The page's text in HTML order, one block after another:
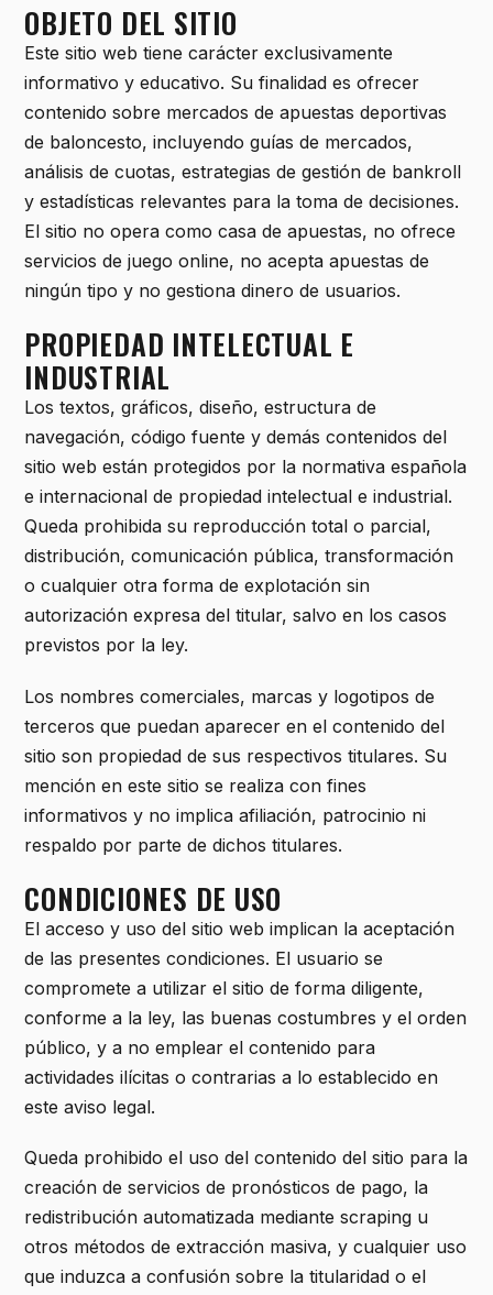
OBJETO DEL SITIO
Este sitio web tiene carácter exclusivamente
informativo y educativo. Su finalidad es ofrecer
contenido sobre mercados de apuestas deportivas
de baloncesto, incluyendo guías de mercados,
análisis de cuotas, estrategias de gestión de bankroll
y estadísticas relevantes para la toma de decisiones.
El sitio no opera como casa de apuestas, no ofrece
servicios de juego online, no acepta apuestas de
ningún tipo y no gestiona dinero de usuarios.
PROPIEDAD INTELECTUAL E
INDUSTRIAL
Los textos, gráficos, diseño, estructura de
navegación, código fuente y demás contenidos del
sitio web están protegidos por la normativa española
e internacional de propiedad intelectual e industrial.
Queda prohibida su reproducción total o parcial,
distribución, comunicación pública, transformación
o cualquier otra forma de explotación sin
autorización expresa del titular, salvo en los casos
previstos por la ley.
Los nombres comerciales, marcas y logotipos de
terceros que puedan aparecer en el contenido del
sitio son propiedad de sus respectivos titulares. Su
mención en este sitio se realiza con fines
informativos y no implica afiliación, patrocinio ni
respaldo por parte de dichos titulares.
CONDICIONES DE USO
El acceso y uso del sitio web implican la aceptación
de las presentes condiciones. El usuario se
compromete a utilizar el sitio de forma diligente,
conforme a la ley, las buenas costumbres y el orden
público, y a no emplear el contenido para
actividades ilícitas o contrarias a lo establecido en
este aviso legal.
Queda prohibido el uso del contenido del sitio para la
creación de servicios de pronósticos de pago, la
redistribución automatizada mediante scraping u
otros métodos de extracción masiva, y cualquier uso
que induzca a confusión sobre la titularidad o el